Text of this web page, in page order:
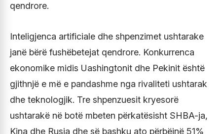
qendrore.
Inteligjenca artificiale dhe shpenzimet ushtarake
janë bërë fushëbetejat qendrore. Konkurrenca
ekonomike midis Uashingtonit dhe Pekinit është
gjithnjë e më e pandashme nga rivaliteti ushtarak
dhe teknologjik. Tre shpenzuesit kryesorë
ushtarakë në botë mbeten përkatësisht SHBA-ja,
Kina dhe Rusia dhe së bashku ato përbëjnë 51%